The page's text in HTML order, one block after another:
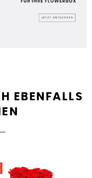
EBENFALLS